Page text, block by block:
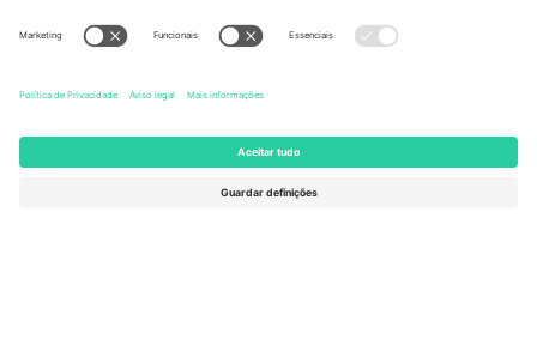
Kingdom
United States
Newark, Delaware 19713, United
States
Engelberg, Switzerland